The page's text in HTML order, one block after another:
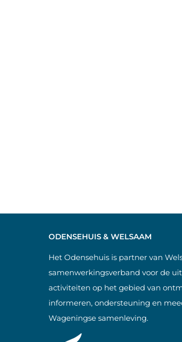
ODENSEHUIS & WELSAAM
Het Odensehuis is partner van
samenwerkingsverband voor de
activiteiten op het gebied van
informeren, ondersteuning en
Wageningse samenleving.